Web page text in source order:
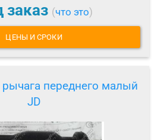
заказ (что это)
ЦЕНЫ И СРОКИ
переднего малый
JD